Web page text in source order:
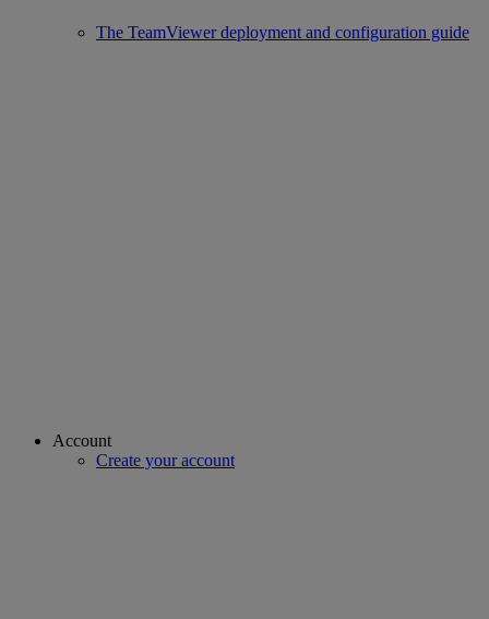
The TeamViewer deployment and configuration guide
Account
Create your account